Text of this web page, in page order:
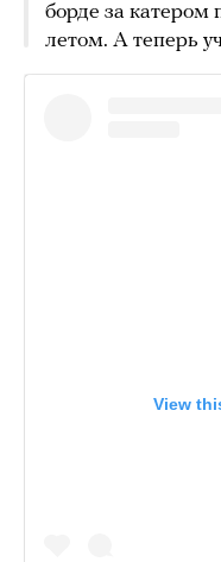
борде за катером
летом. А теперь